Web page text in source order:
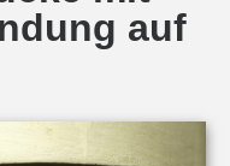
auf